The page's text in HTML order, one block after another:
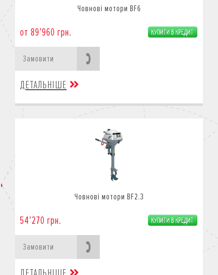
Човнові мотори BF6
от 89’960 грн.
Замовити
ДЕТАЛЬНІШЕ
Човнові мотори BF2.3
54’270 грн.
Замовити